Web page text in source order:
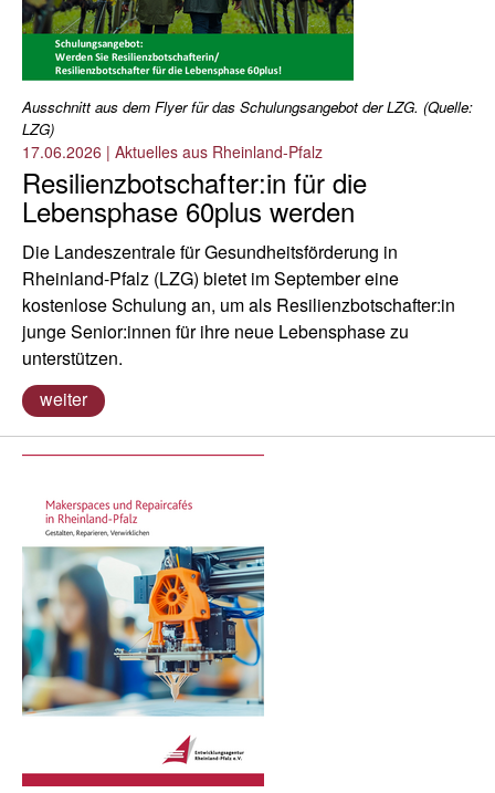
Ausschnitt aus dem Flyer für das Schulungsangebot der LZG. (Quelle:
LZG)
17.06.2026 | Aktuelles aus Rheinland-Pfalz
Resilienzbotschafter:in für die
Lebensphase 60plus werden
Die Landeszentrale für Gesundheitsförderung in
Rheinland-Pfalz (LZG) bietet im September eine
kostenlose Schulung an, um als Resilienzbotschafter:in
junge Senior:innen für ihre neue Lebensphase zu
unterstützen.
weiter